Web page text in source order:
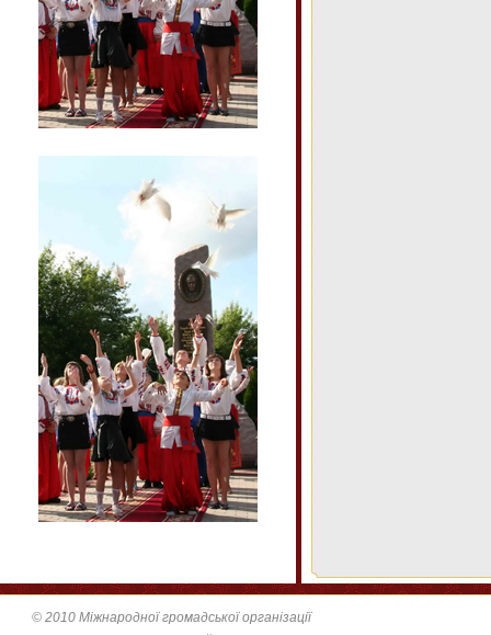
© 2010 Міжнародної громадської організації